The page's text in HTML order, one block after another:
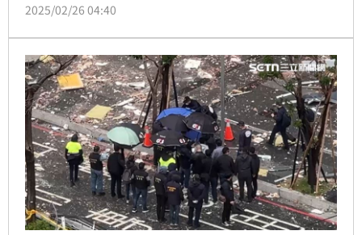
傷，頭部重創一度失去生命跡象，緊急送醫進行「開顱
今（26）日下午乘醫療專機返回澳門，對此新光三越營
業本部副本部長謝英明受訪表示，專機費用由新光三越
全額支付，而女童後續在澳門的醫療相關費用，新光三
越會負起應
2025/02/26 04:40